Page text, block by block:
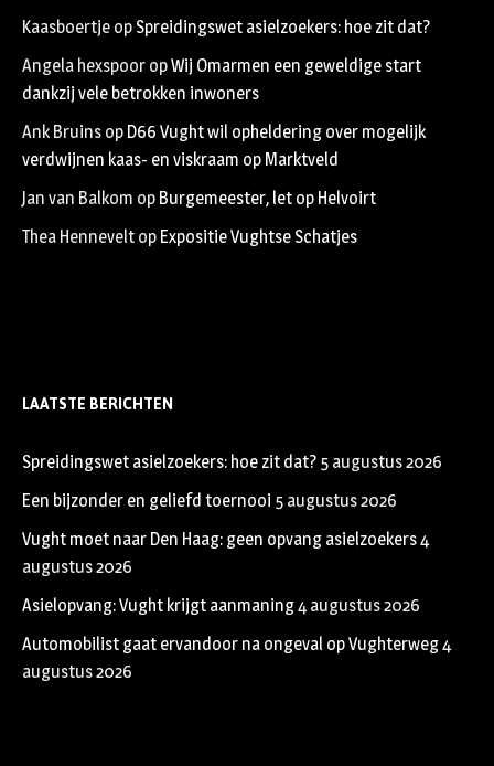
Kaasboertje op Spreidingswet asielzoekers: hoe zit dat?
Angela hexspoor opWij Omarmen een geweldige start
dankzij vele betrokken inwoners
Ank Bruins op D66 Vught wil opheldering over mogelijk
verdwijnen kaas- en viskraam op Marktveld
Jan van Balkom op Burgemeester, let op Helvoirt
Thea Hennevelt op Expositie Vughtse Schatjes
LAATSTE BERICHTEN
Spreidingswet asielzoekers: hoe zit dat? 5 augustus 2026
Een bijzonder en geliefd toernooi 5 augustus 2026
Vught moet naar Den Haag: geen opvang asielzoekers4
augustus 2026
Asielopvang: Vught krijgt aanmaning4 augustus 2026
Automobilist gaat ervandoor na ongeval op Vughterweg4
augustus 2026